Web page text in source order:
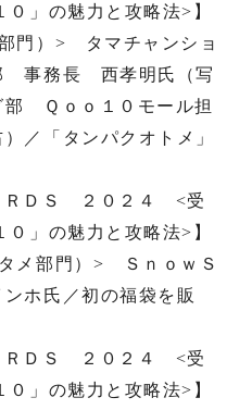
」の魅力と攻略法>】
門）> タマチャンショ
事務長 西孝明氏（写
Ｑｏｏ１０モール担
／「タンパクオトメ」
ＲＤＳ ２０２４ <受
」の魅力と攻略法>】
メ部門）> ＳｎｏｗＳ
ホ氏／初の福袋を販
ＲＤＳ ２０２４ <受
」の魅力と攻略法>】